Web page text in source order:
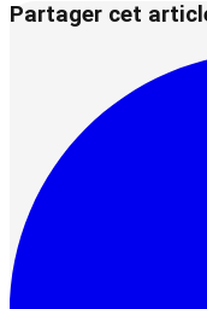
Partager cet